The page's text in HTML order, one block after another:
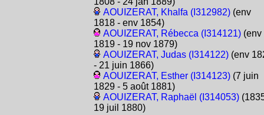
AOUIZERAT, Khalfa (I312982)(env
1818 - env 1854)
AOUIZERAT, Rébecca (I314121)(env
1819 - 19 nov 1879)
AOUIZERAT, Judas (I314122)(env
- 21 juin 1866)
AOUIZERAT, Esther (I314123)(7 juin
1829 - 5 août 1881)
AOUIZERAT, Raphaël (I314053)
19 juil 1880)